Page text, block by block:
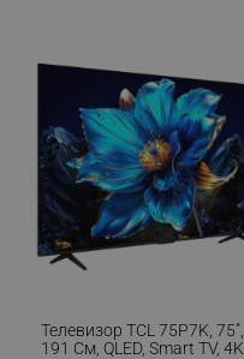
Телевизор TCL 75P7K, 75",
191 См, QLED, Smart TV, 4K